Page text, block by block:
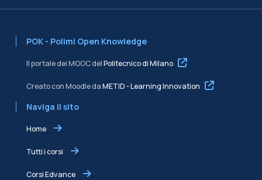
POK - Polimi Open Knowledge
Il portale dei MOOC delPolitecnico di Milano
Creato con Moodle daMETID - Learning Innovation
Naviga il sito
Home
Tutti i corsi
Corsi Edvance